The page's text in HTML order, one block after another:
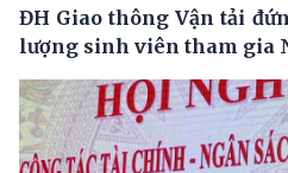
ĐH Giao thông Vận tải
lượng sinh viên tham gia